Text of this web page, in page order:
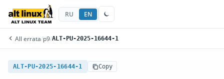
RU EN
All errata/p9/ALT-PU-2025-16644-1
ALT-PU-2025-16644-1 Copy